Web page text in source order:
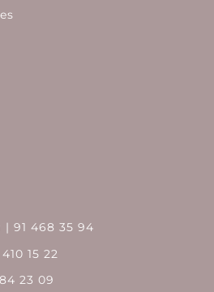
| 91 468 35 94
15 22
23 09